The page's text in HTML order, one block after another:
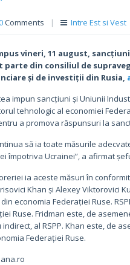
Comments | Intre Est si Vest
vineri, 11 august,
parte din consiliul de
și de investiții din Rusia,
impun sancțiuni și Uniunii
tehnologic al economiei
a promova răspunsuri la
să ia toate măsurile
împotriva Ucrainei”, a afirmat
ia aceste măsuri în
Khan și Alexey Viktorovici
economia Federației Ruse.
Ruse. Fridman este, de
al RSPP. Khan este, de
Federației Ruse.